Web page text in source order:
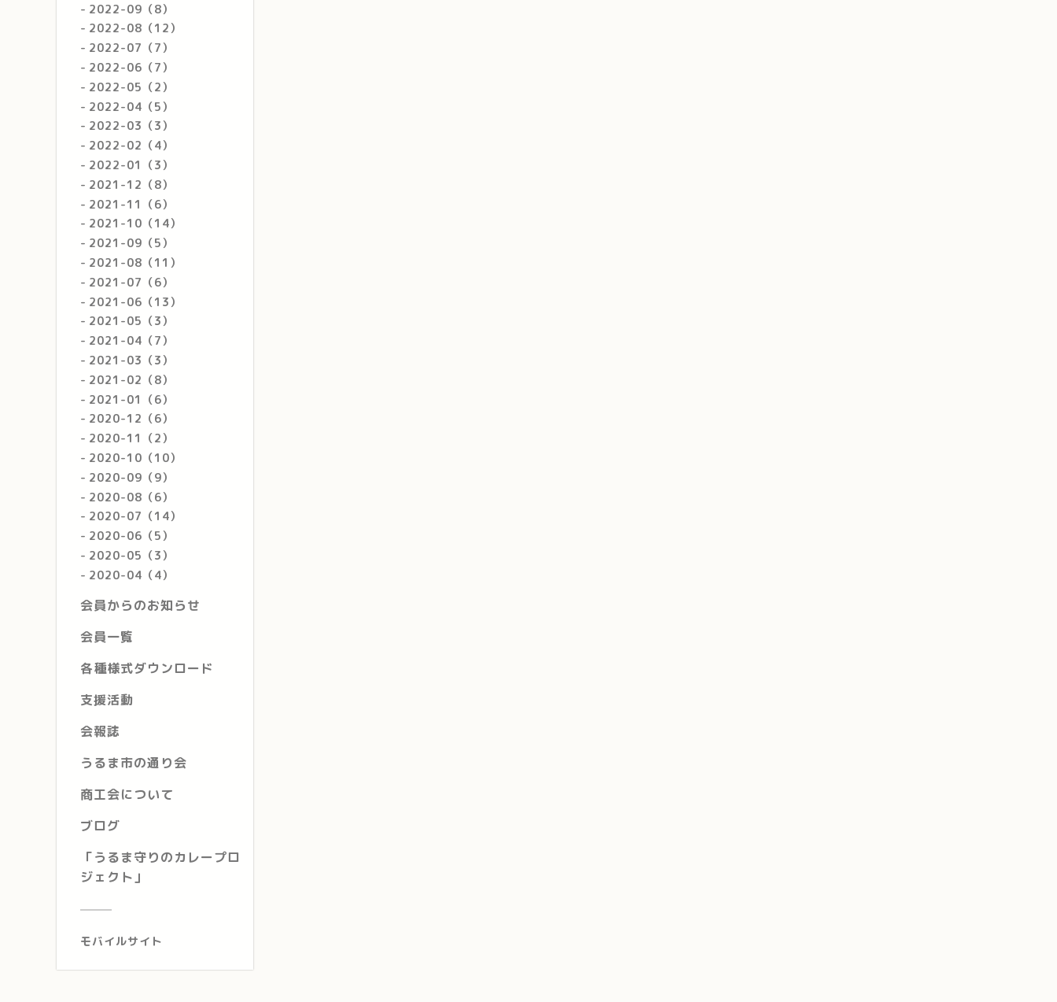
2022-09（8）
2022-08（12）
2022-07（7）
2022-06（7）
2022-05（2）
2022-04（5）
2022-03（3）
2022-02（4）
2022-01（3）
2021-12（8）
2021-11（6）
2021-10（14）
2021-09（5）
2021-08（11）
2021-07（6）
2021-06（13）
2021-05（3）
2021-04（7）
2021-03（3）
2021-02（8）
2021-01（6）
2020-12（6）
2020-11（2）
2020-10（10）
2020-09（9）
2020-08（6）
2020-07（14）
2020-06（5）
2020-05（3）
2020-04（4）
会員からのお知らせ
会員一覧
各種様式ダウンロード
支援活動
会報誌
うるま市の通り会
商工会について
ブログ
「うるま守りのカレープロ
ジェクト」
モバイルサイト